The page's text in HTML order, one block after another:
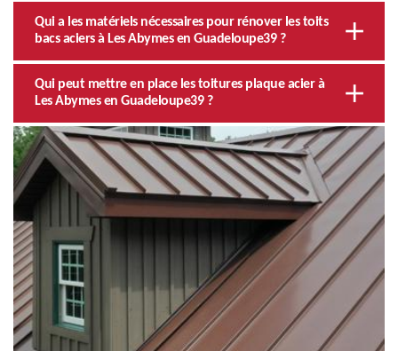
Qui a les matériels nécessaires pour rénover les toits
bacs aciers à Les Abymes en Guadeloupe39 ?
Qui peut mettre en place les toitures plaque acier à
Les Abymes en Guadeloupe39 ?